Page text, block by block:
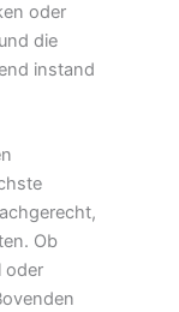
oder
die
instand
Ob
oder